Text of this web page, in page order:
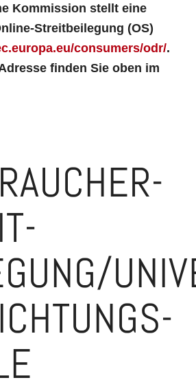
Kommission stellt eine
Streitbeilegung (OS)
consumers/odr/.
finden Sie oben im